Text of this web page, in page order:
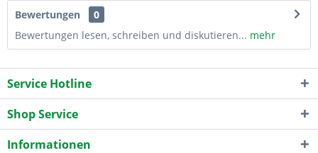
Bewertungen
0
Bewertungen lesen, schreiben und diskutieren... mehr
Service Hotline
Shop Service
Informationen